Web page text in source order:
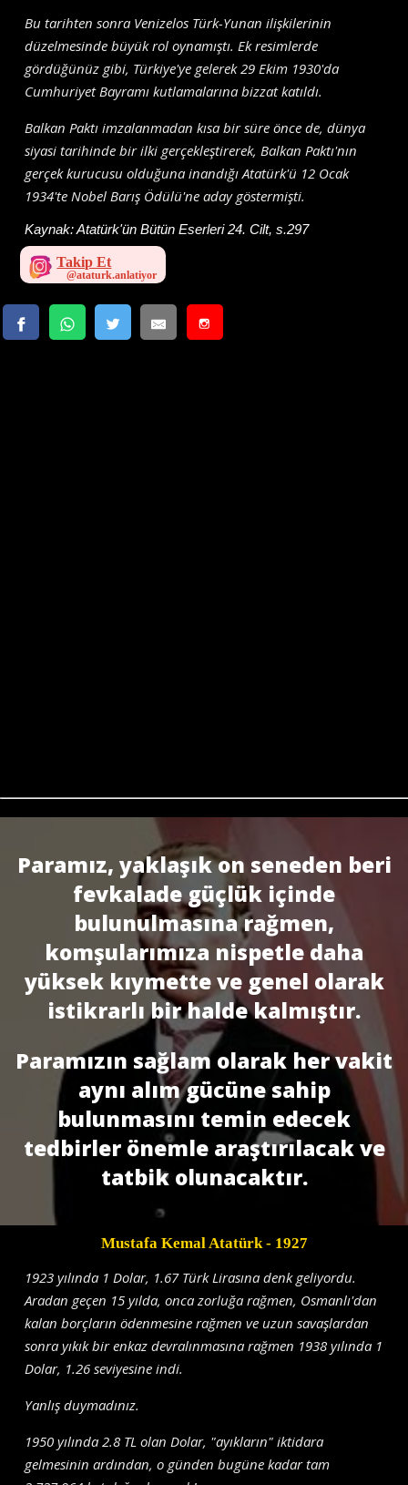
Bu tarihten sonra Venizelos Türk-Yunan ilişkilerinin
düzelmesinde büyük rol oynamıştı. Ek resimlerde
gördüğünüz gibi, Türkiye'ye gelerek 29 Ekim 1930'da
Cumhuriyet Bayramı kutlamalarına bizzat katıldı.
Balkan Paktı imzalanmadan kısa bir süre önce de, dünya
siyasi tarihinde bir ilki gerçekleştirerek, Balkan Paktı'nın
gerçek kurucusu olduğuna inandığı Atatürk'ü 12 Ocak
1934'te Nobel Barış Ödülü'ne aday göstermişti.
Kaynak:Atatürk'ün Bütün Eserleri 24. Cilt, s.297
Takip Et
Paramız, yaklaşık on seneden beri
fevkalade güçlük içinde
bulunulmasına rağmen,
komşularımıza nispetle daha
yüksek kıymette ve genel olarak
istikrarlı bir halde kalmıştır.
Paramızın sağlam olarak her vakit
aynı alım gücüne sahip
bulunmasını temin edecek
tedbirler önemle araştırılacak ve
tatbik olunacaktır.
Mustafa Kemal Atatürk- 1927
1923 yılında 1 Dolar, 1.67 Türk Lirasına denk geliyordu.
Aradan geçen 15 yılda, onca zorluğa rağmen, Osmanlı'dan
kalan borçların ödenmesine rağmen ve uzun savaşlardan
sonra yıkık bir enkaz devralınmasına rağmen 1938 yılında 1
Dolar, 1.26 seviyesine indi.
Yanlış duymadınız.
1950 yılında 2.8 TL olan Dolar, "ayıkların" iktidara
gelmesinin ardından, o günden bugüne kadar tam